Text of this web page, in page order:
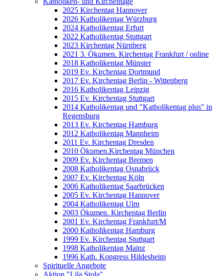
2025 Kirchentag Hannover
2026 Katholikentag Würzburg
2024 Katholikentag Erfurt
2022 Katholikentag Stuttgart
2023 Kirchentag Nürnberg
2021 3. Ökumen. Kirchentag Frankfurt / online
2018 Katholikentag Münster
2019 Ev. Kirchentag Dortmund
2017 Ev. Kirchentag Berlin - Wittenberg
2016 Katholikentag Leipzig
2015 Ev. Kirchentag Stuttgart
2014 Katholikentag und "Katholikentag plus" in
Regensburg
2013 Ev. Kirchentag Hamburg
2012 Katholikentag Mannheim
2011 Ev. Kirchentag Dresden
2010 Ökumen.Kirchentag München
2009 Ev. Kirchentag Bremen
2008 Katholikentag Osnabrück
2007 Ev. Kirchentag Köln
2006 Katholikentag Saarbrücken
2005 Ev. Kirchentag Hannover
2004 Katholikentag Ulm
2003 Ökumen. Kirchentag Berlin
2001 Ev. Kirchentag Frankfurt/M
2000 Katholikentag Hamburg
1999 Ev. Kirchentag Stuttgart
1998 Katholikentag Mainz
1996 Kath. Kongress Hildesheim
Spirituelle Angebote
Aktion "Lila Stola"